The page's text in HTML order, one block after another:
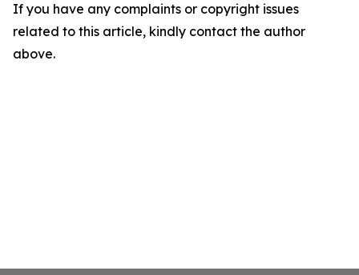
If you have any complaints or copyright issues
related to this article, kindly contact the author
above.